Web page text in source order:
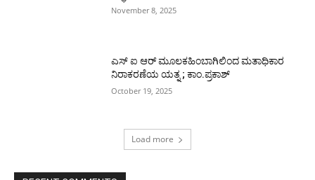
November 8, 2025
ಎಸ್ ಐ ಆರ್ ಮೂಲಕಹಿಂಬಾಗಿಲಿಂದ ಮತಾಧಿಕಾರ
ನಿರಾಕರಣೆಯ ಯತ್ನ ; ಕಾಂ.ಪ್ರಕಾಶ್
October 19, 2025
Load more